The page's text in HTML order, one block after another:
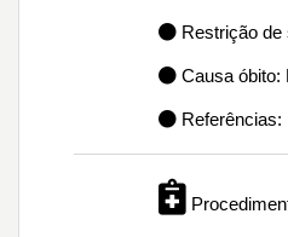
Restrição de
Causa óbito:
Referências: